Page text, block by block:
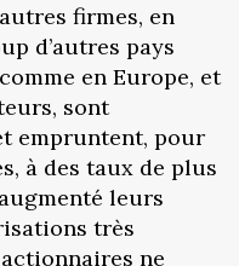
firmes, en
d’autres pays
en Europe, et
sont
empruntent, pour
à des taux de plus
leurs
très
ne